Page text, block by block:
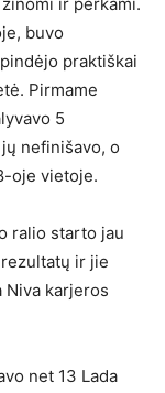
buvo
praktiškai
Pirmame
5
nefinišavo, o
oje vietoje.
ralio starto jau
ir jie
Niva karjeros
net 13 Lada